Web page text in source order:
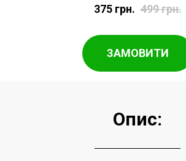
375 грн. 499грн.
ЗАМОВИТИ
Опис: